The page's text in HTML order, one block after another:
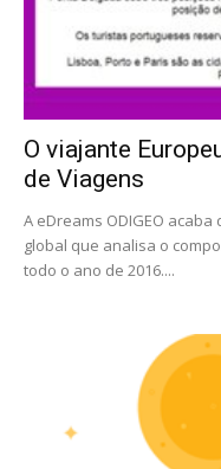
O viajante
de Viagens
A eDreams ODIGEO
global que analisa o
todo o ano de 2016....